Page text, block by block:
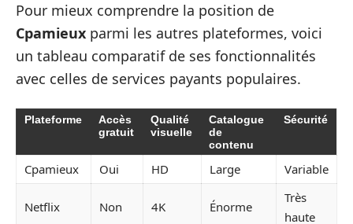
Pour mieux comprendre la position de
Cpamieux parmi les autres plateformes, voici
un tableau comparatif de ses fonctionnalités
avec celles de services payants populaires.
Plateforme
Accès
gratuit
Qualité
visuelle
Catalogue
de
contenu
Sécurité
Cpamieux Oui HD Large Variable
Netflix Non 4K Énorme
Très
haute